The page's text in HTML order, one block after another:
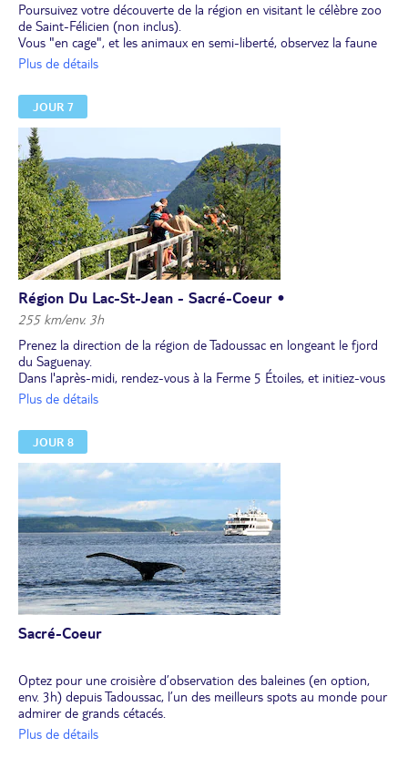
Poursuivez votre découverte de la région en visitant le célèbre zoo
de Saint-Félicien (non inclus).
Vous "en cage", et les animaux en semi-liberté, observez la faune
canadienne dans un environnement naturel : loups, bisons,
Plus de détails
JOUR 7
Région Du Lac-St-Jean - Sacré-Coeur •
255 km/env. 3h
Prenez la direction de la région de Tadoussac en longeant le fjord
du Saguenay.
Dans l'après-midi, rendez-vous à la Ferme 5 Étoiles, et initiez-vous
à la pêche à la truite (non inclus). Passez une petite heure au bord
Une activité idéale pour les jeunes pêcheurs !
préalable fortement recommandée)
Notez qu'une petite marche de 10 minutes est nécessaire avant
d'arriver à l'étang.
Plus de détails
JOUR 8
Sacré-Coeur
Optez pour une croisière d’observation des baleines (en option,
env. 3h) depuis Tadoussac, l’un des meilleurs spots au monde pour
admirer de grands cétacés.
On trouve des baleines dans tous les océans, mais c’est ici, à la
Plus de détails